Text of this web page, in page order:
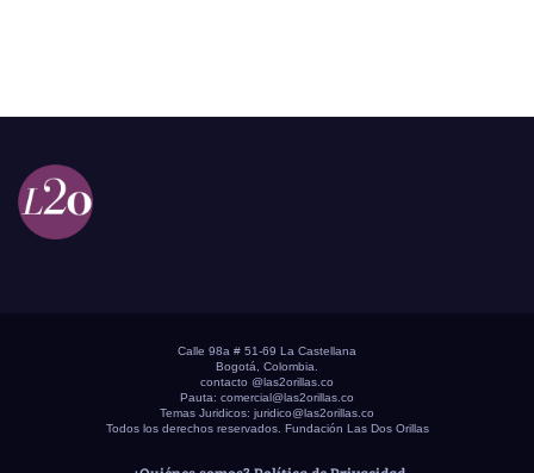
Calle 98a # 51-69 La Castellana
Bogotá, Colombia.
contacto @las2orillas.co
Pauta: comercial@las2orillas.co
Temas Juridicos: juridico@las2orillas.co
Todos los derechos reservados. Fundación Las Dos Orillas